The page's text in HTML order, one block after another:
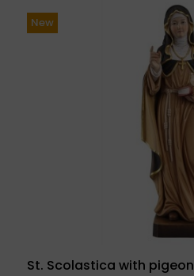
New
St. Scolastica with pigeon